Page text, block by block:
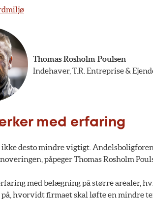
Thomas Rosholm Poulsen
Indehaver, T.R. Entreprise &
med erfaring
ikke desto mindre vigtigt.
påpeger Thomas Rosholm
med belægning på større arealer,
hvorvidt firmaet skal løfte en mindre